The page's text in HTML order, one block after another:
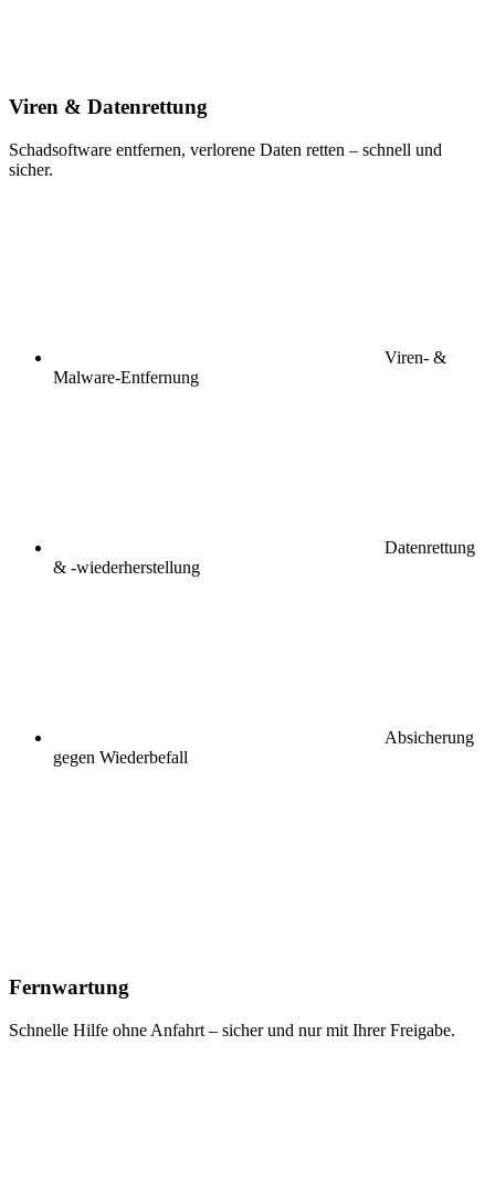
Viren & Datenrettung
Schadsoftware entfernen, verlorene Daten retten – schnell und
sicher.
Viren- &
Malware-Entfernung
Datenrettung
& -wiederherstellung
Absicherung
gegen Wiederbefall
Fernwartung
Schnelle Hilfe ohne Anfahrt – sicher und nur mit Ihrer Freigabe.